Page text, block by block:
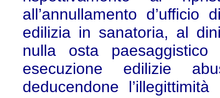
all’annullamento d’ufficio
edilizia in sanatoria, al
nulla osta
esecuzione edilizie
deducendone